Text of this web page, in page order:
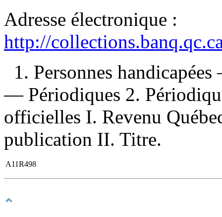
Adresse électronique :
http://
1. Personnes
— Périodiques 2.
officielles I. Revenu
publication II. Titre.
A11R498